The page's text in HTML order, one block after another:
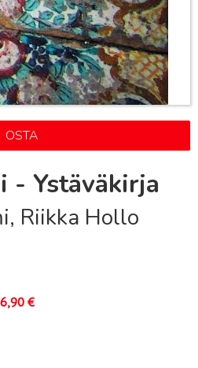
OSTA
- Ystäväkirja
Riikka Hollo
€